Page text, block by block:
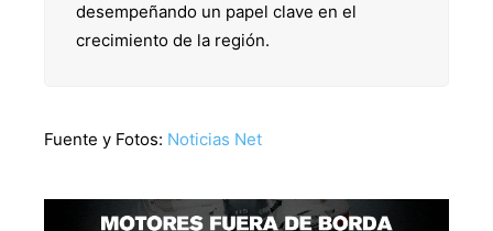
desempeñando un papel clave en el
crecimiento de la región.
Fuente y Fotos: Noticias Net